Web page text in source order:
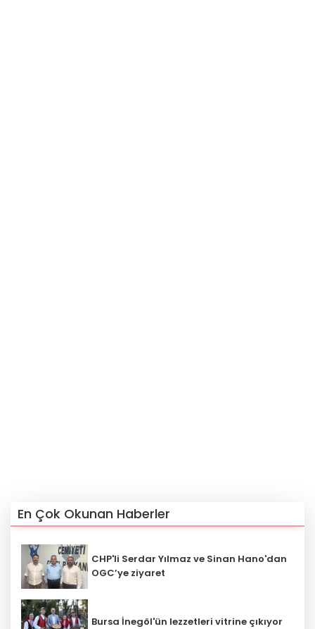
En Çok Okunan Haberler
CHP'li Serdar Yılmaz ve Sinan Hano'dan
OGC’ye ziyaret
Bursa İnegöl'ün lezzetleri vitrine çıkıyor